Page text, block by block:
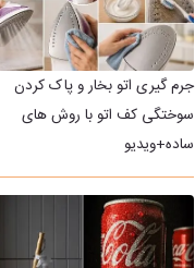
جرم گیری اتو بخار و پاک کردن
سوختگی کف اتو با روش های
ساده+ویدیو